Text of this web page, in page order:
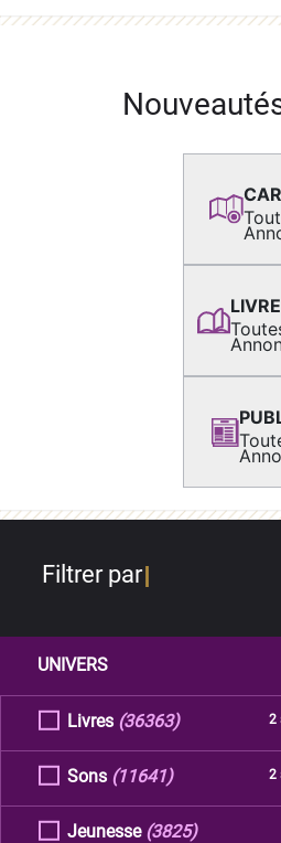
Filtrer par
UNIVERS
Livres 2
(36363)
Sons 2
(11641)
Jeunesse (3825)